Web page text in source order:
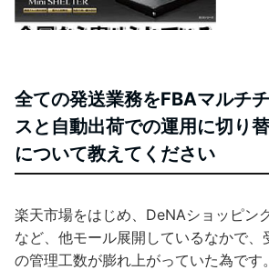
全ての発送業務をFBAマルチ
スと自動出荷での運用に切り
について教えてください
楽天市場をはじめ、DeNAショッピン
など、他モール展開しているなかで、
の管理工数が膨れ上がっていた為です。